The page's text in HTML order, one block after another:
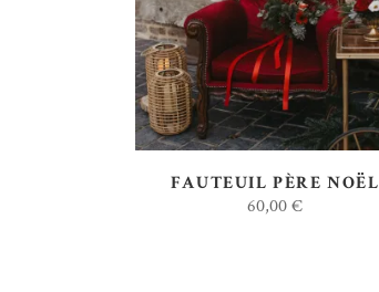
AJOUTER AU DEVIS
FAUTEUIL PÈRE NOËL
60,00€